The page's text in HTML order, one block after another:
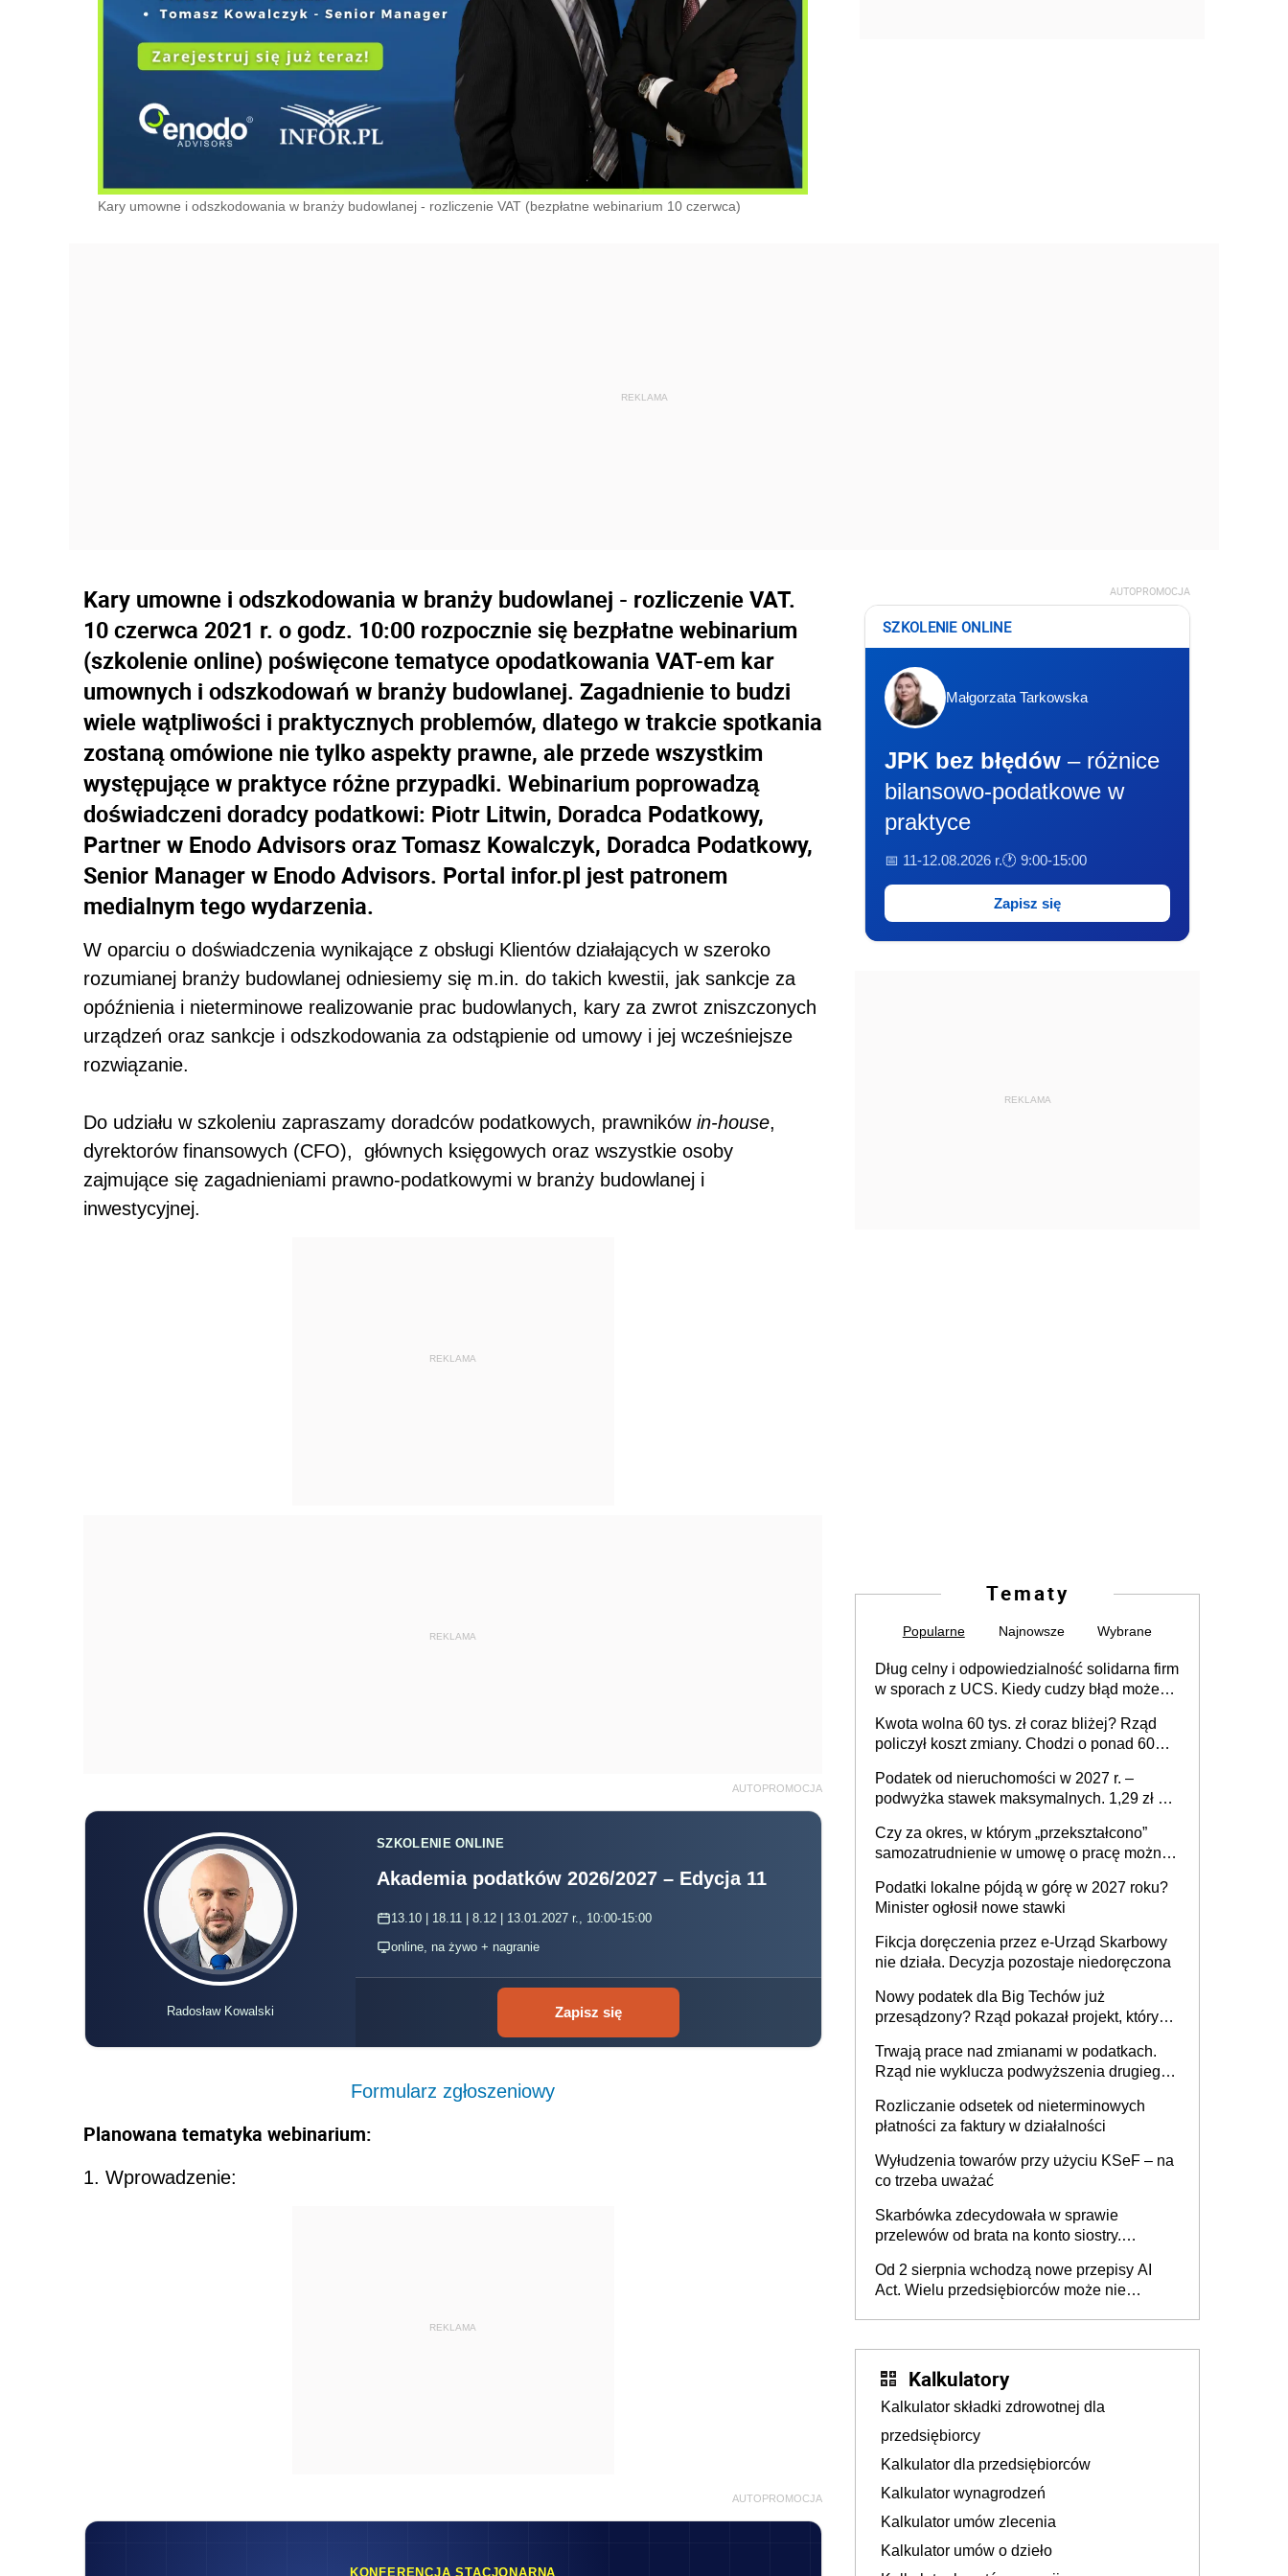
Kary umowne i odszkodowania w branży budowlanej - rozliczenie VAT (bezpłatne webinarium 10 czerwca)
Kary umowne i odszkodowania w branży budowlanej - rozliczenie VAT.
10 czerwca 2021 r. o godz. 10:00 rozpocznie się bezpłatne webinarium
(szkolenie online) poświęcone tematyce opodatkowania VAT-em kar
umownych i odszkodowań w branży budowlanej. Zagadnienie to budzi
wiele wątpliwości i praktycznych problemów, dlatego w trakcie spotkania
zostaną omówione nie tylko aspekty prawne, ale przede wszystkim
występujące w praktyce różne przypadki. Webinarium poprowadzą
doświadczeni doradcy podatkowi: Piotr Litwin, Doradca Podatkowy,
Partner w Enodo Advisors oraz Tomasz Kowalczyk, Doradca Podatkowy,
Senior Manager w Enodo Advisors. Portal infor.pl jest patronem
medialnym tego wydarzenia.
W oparciu o doświadczenia wynikające z obsługi Klientów działających w szeroko
rozumianej branży budowlanej odniesiemy się m.in. do takich kwestii, jak sankcje za
opóźnienia i nieterminowe realizowanie prac budowlanych, kary za zwrot zniszczonych
urządzeń oraz sankcje i odszkodowania za odstąpienie od umowy i jej wcześniejsze
rozwiązanie.
Do udziału w szkoleniu zapraszamy doradców podatkowych, prawników in-house,
dyrektorów finansowych (CFO), głównych księgowych oraz wszystkie osoby
zajmujące się zagadnieniami prawno-podatkowymi w branży budowlanej i
inwestycyjnej.
REKLAMA
REKLAMA
AUTOPROMOCJA
Radosław Kowalski
SZKOLENIE ONLINE
Akademia podatków 2026/2027 – Edycja 11
13.10 | 18.11 | 8.12 | 13.01.2027 r., 10:00-15:00
online, na żywo + nagranie
Zapisz się
Formularz zgłoszeniowy
Planowana tematyka webinarium:
1. Wprowadzenie:
REKLAMA
AUTOPROMOCJA
KONFERENCJA STACJONARNA
AUTOPROMOCJA
SZKOLENIE ONLINE
Małgorzata Tarkowska
JPK bez błędów – różnice
bilansowo-podatkowe w
praktyce
📅 11-12.08.2026 r.🕐 9:00-15:00
Zapisz się
REKLAMA
Tematy
Popularne Najnowsze Wybrane
Dług celny i odpowiedzialność solidarna firm
w sporach z UCS. Kiedy cudzy błąd może
Kwota wolna 60 tys. zł coraz bliżej? Rząd
policzył koszt zmiany. Chodzi o ponad 60
Podatek od nieruchomości w 2027 r. –
podwyżka stawek maksymalnych. 1,29 zł za
budynków i lokali związanych z
prowadzeniem działalności gospodarczej
Czy za okres, w którym „przekształcono”
samozatrudnienie w umowę o pracę można
umowy cywilnoprawnej jedynym
racjonalnym wyjściem
Podatki lokalne pójdą w górę w 2027 roku?
Minister ogłosił nowe stawki
Fikcja doręczenia przez e-Urząd Skarbowy
nie działa. Decyzja pozostaje niedoręczona
Nowy podatek dla Big Techów już
przesądzony? Rząd pokazał projekt, który
Trwają prace nad zmianami w podatkach.
Rząd nie wyklucza podwyższenia drugiego
Rozliczanie odsetek od nieterminowych
płatności za faktury w działalności
Wyłudzenia towarów przy użyciu KSeF – na
co trzeba uważać
Skarbówka zdecydowała w sprawie
przelewów od brata na konto siostry.
darowizna, ale podatku jednak nie będzie
Od 2 sierpnia wchodzą nowe przepisy AI
Act. Wielu przedsiębiorców może nie
Kalkulatory
Kalkulator składki zdrowotnej dla
przedsiębiorcy
Kalkulator dla przedsiębiorców
Kalkulator wynagrodzeń
Kalkulator umów zlecenia
Kalkulator umów o dzieło